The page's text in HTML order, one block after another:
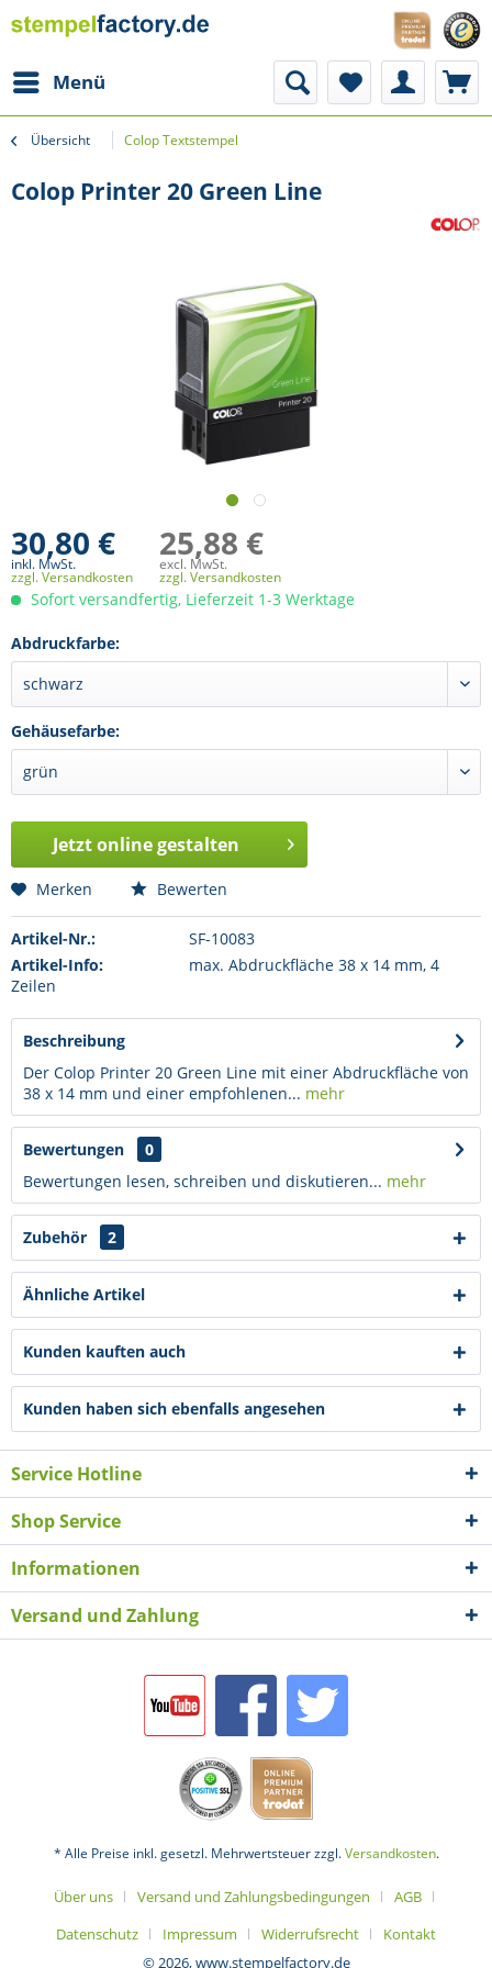
Menü
Übersicht Colop Textstempel
Colop Printer 20 Green Line
30,80 €
inkl. MwSt.
zzgl. Versandkosten
25,88 €
excl. MwSt.
zzgl. Versandkosten
Sofort versandfertig, Lieferzeit 1-3 Werktage
Abdruckfarbe:
Gehäusefarbe:
Jetzt online gestalten
Merken Bewerten
Artikel-Nr.:
SF-10083
Artikel-Info:
max. Abdruckfläche 38 x 14 mm, 4
Zeilen
Beschreibung
Der Colop Printer 20 Green Line mit einer Abdruckfläche von
38 x 14 mm und einer empfohlenen... mehr
Bewertungen
0
Bewertungen lesen, schreiben und diskutieren... mehr
Zubehör 2
Ähnliche Artikel
Kunden kauften auch
Kunden haben sich ebenfalls angesehen
Service Hotline
Shop Service
Informationen
Versand und Zahlung
* Alle Preise inkl. gesetzl. Mehrwertsteuer zzgl.Versandkosten.
Über uns Versand und Zahlungsbedingungen
AGB
Datenschutz
Impressum Widerrufsrecht
Kontakt
© 2026, www.stempelfactory.de